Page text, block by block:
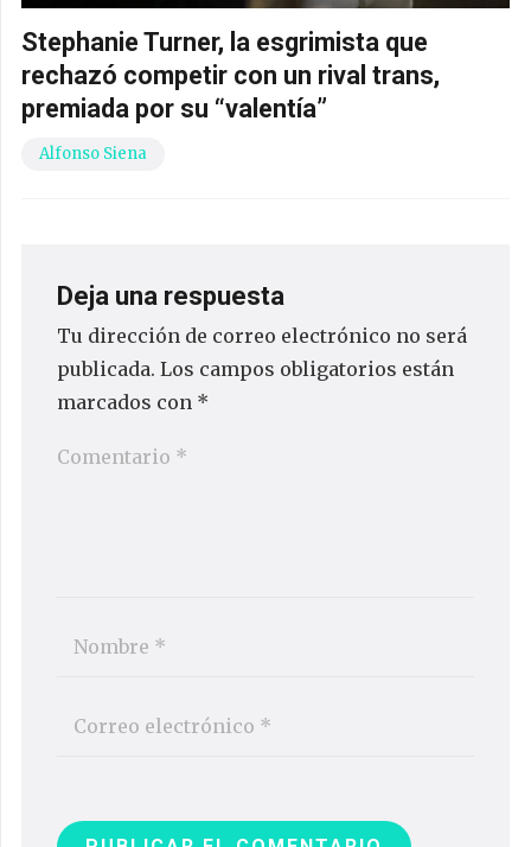
Stephanie Turner, la esgrimista que
rechazó competir con un rival trans,
premiada por su “valentía”
Alfonso Siena
Deja una respuesta
Tu dirección de correo electrónico no será
publicada. Los campos obligatorios están
marcados con *